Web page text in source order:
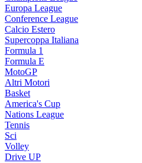
Europa League
Conference League
Calcio Estero
Supercoppa Italiana
Formula 1
Formula E
MotoGP
Altri Motori
Basket
America's Cup
Nations League
Tennis
Sci
Volley
Drive UP